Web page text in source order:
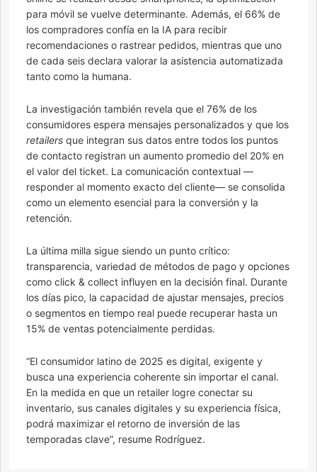
para móvil se vuelve determinante. Además, el 66% de
los compradores confía en la IA para recibir
recomendaciones o rastrear pedidos, mientras que uno
de cada seis declara valorar la asistencia automatizada
tanto como la humana.
La investigación también revela que el 76% de los
consumidores espera mensajes personalizados y que los
retailers que integran sus datos entre todos los puntos
de contacto registran un aumento promedio del 20% en
el valor del ticket. La comunicación contextual —
responder al momento exacto del cliente— se consolida
como un elemento esencial para la conversión y la
retención.
La última milla sigue siendo un punto crítico:
transparencia, variedad de métodos de pago y opciones
como click & collect influyen en la decisión final. Durante
los días pico, la capacidad de ajustar mensajes, precios
o segmentos en tiempo real puede recuperar hasta un
15% de ventas potencialmente perdidas.
“El consumidor latino de 2025 es digital, exigente y
busca una experiencia coherente sin importar el canal.
En la medida en que un retailer logre conectar su
inventario, sus canales digitales y su experiencia física,
podrá maximizar el retorno de inversión de las
temporadas clave”, resume Rodríguez.